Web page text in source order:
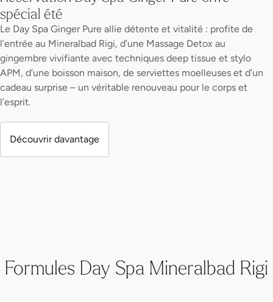
spécial été
Le Day Spa Ginger Pure allie détente et vitalité : profite de
l’entrée au Mineralbad Rigi, d’une Massage Detox au
gingembre vivifiante avec techniques deep tissue et stylo
APM, d’une boisson maison, de serviettes moelleuses et d’un
cadeau surprise – un véritable renouveau pour le corps et
l’esprit.
Découvrir davantage
Formules Day Spa Mineralbad Rigi